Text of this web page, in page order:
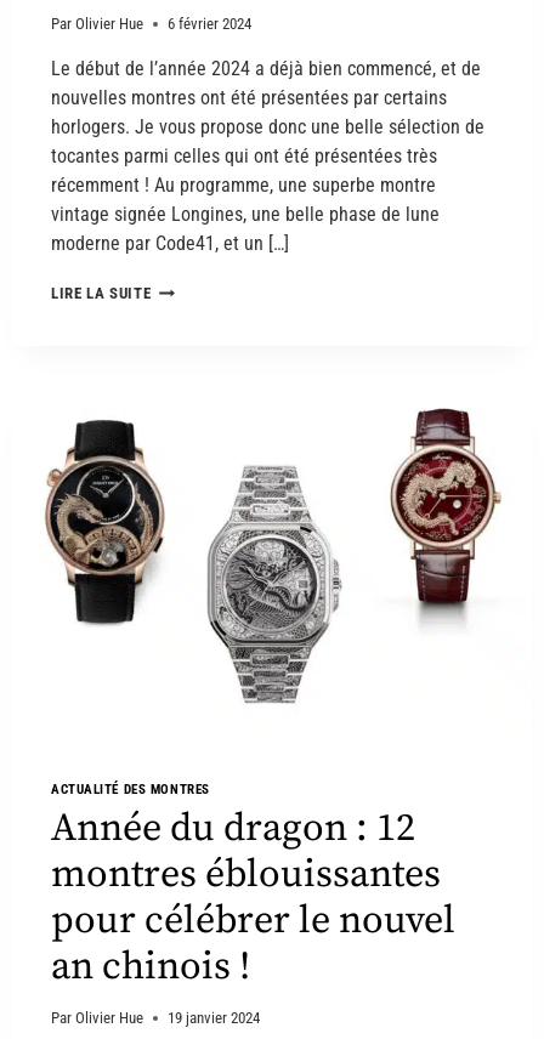
Par Olivier Hue 6 février 2024
Le début de l’année 2024 a déjà bien commencé, et de
nouvelles montres ont été présentées par certains
horlogers. Je vous propose donc une belle sélection de
tocantes parmi celles qui ont été présentées très
récemment ! Au programme, une superbe montre
vintage signée Longines, une belle phase de lune
moderne par Code41, et un […]
LIRE LA SUITE
ACTUALITÉ DES MONTRES
Année du dragon : 12
montres éblouissantes
pour célébrer le nouvel
an chinois !
Par Olivier Hue 19 janvier 2024